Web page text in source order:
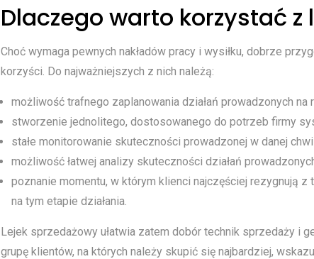
Dlaczego warto korzystać
Choć wymaga pewnych nakładów pracy i wysiłku, dobrze
korzyści. Do najważniejszych z nich należą:
możliwość trafnego zaplanowania działań prowadzonych na
stworzenie jednolitego, dostosowanego do potrzeb firmy
stałe monitorowanie skuteczności prowadzonej w danej
możliwość łatwej analizy skuteczności działań
poznanie momentu, w którym klienci najczęściej rezygnują
na tym etapie działania.
Lejek sprzedażowy ułatwia zatem dobór technik sprzedaży i
grupę klientów, na których należy skupić się najbardziej,